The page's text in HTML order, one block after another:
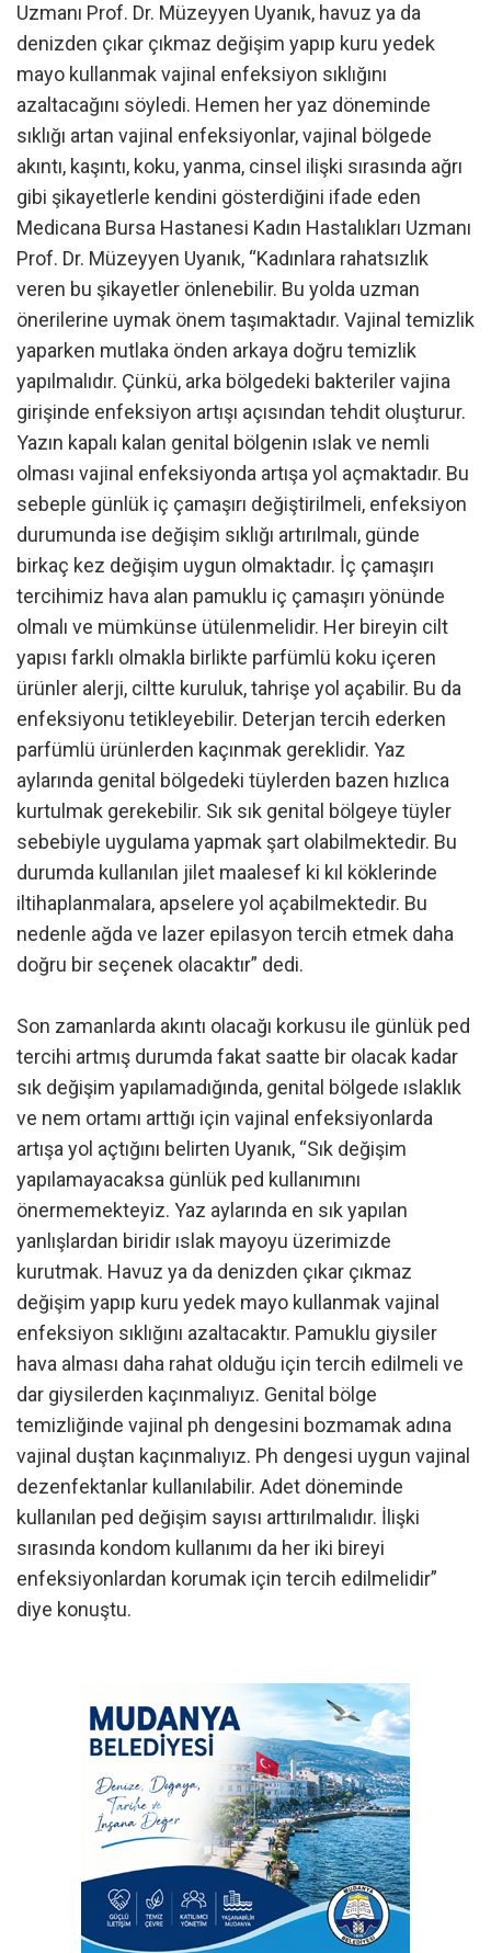
Uzmanı Prof. Dr. Müzeyyen Uyanık, havuz ya da
denizden çıkar çıkmaz değişim yapıp kuru yedek
mayo kullanmak vajinal enfeksiyon sıklığını
azaltacağını söyledi. Hemen her yaz döneminde
sıklığı artan vajinal enfeksiyonlar, vajinal bölgede
akıntı, kaşıntı, koku, yanma, cinsel ilişki sırasında ağrı
gibi şikayetlerle kendini gösterdiğini ifade eden
Medicana Bursa Hastanesi Kadın Hastalıkları Uzmanı
Prof. Dr. Müzeyyen Uyanık, “Kadınlara rahatsızlık
veren bu şikayetler önlenebilir. Bu yolda uzman
önerilerine uymak önem taşımaktadır. Vajinal temizlik
yaparken mutlaka önden arkaya doğru temizlik
yapılmalıdır. Çünkü, arka bölgedeki bakteriler vajina
girişinde enfeksiyon artışı açısından tehdit oluşturur.
Yazın kapalı kalan genital bölgenin ıslak ve nemli
olması vajinal enfeksiyonda artışa yol açmaktadır. Bu
sebeple günlük iç çamaşırı değiştirilmeli, enfeksiyon
durumunda ise değişim sıklığı artırılmalı, günde
birkaç kez değişim uygun olmaktadır. İç çamaşırı
tercihimiz hava alan pamuklu iç çamaşırı yönünde
olmalı ve mümkünse ütülenmelidir. Her bireyin cilt
yapısı farklı olmakla birlikte parfümlü koku içeren
ürünler alerji, ciltte kuruluk, tahrişe yol açabilir. Bu da
enfeksiyonu tetikleyebilir. Deterjan tercih ederken
parfümlü ürünlerden kaçınmak gereklidir. Yaz
aylarında genital bölgedeki tüylerden bazen hızlıca
kurtulmak gerekebilir. Sık sık genital bölgeye tüyler
sebebiyle uygulama yapmak şart olabilmektedir. Bu
durumda kullanılan jilet maalesef ki kıl köklerinde
iltihaplanmalara, apselere yol açabilmektedir. Bu
nedenle ağda ve lazer epilasyon tercih etmek daha
doğru bir seçenek olacaktır” dedi.
Son zamanlarda akıntı olacağı korkusu ile günlük ped
tercihi artmış durumda fakat saatte bir olacak kadar
sık değişim yapılamadığında, genital bölgede ıslaklık
ve nem ortamı arttığı için vajinal enfeksiyonlarda
artışa yol açtığını belirten Uyanık, “Sık değişim
yapılamayacaksa günlük ped kullanımını
önermemekteyiz. Yaz aylarında en sık yapılan
yanlışlardan biridir ıslak mayoyu üzerimizde
kurutmak. Havuz ya da denizden çıkar çıkmaz
değişim yapıp kuru yedek mayo kullanmak vajinal
enfeksiyon sıklığını azaltacaktır. Pamuklu giysiler
hava alması daha rahat olduğu için tercih edilmeli ve
dar giysilerden kaçınmalıyız. Genital bölge
temizliğinde vajinal ph dengesini bozmamak adına
vajinal duştan kaçınmalıyız. Ph dengesi uygun vajinal
dezenfektanlar kullanılabilir. Adet döneminde
kullanılan ped değişim sayısı arttırılmalıdır. İlişki
sırasında kondom kullanımı da her iki bireyi
enfeksiyonlardan korumak için tercih edilmelidir”
diye konuştu.